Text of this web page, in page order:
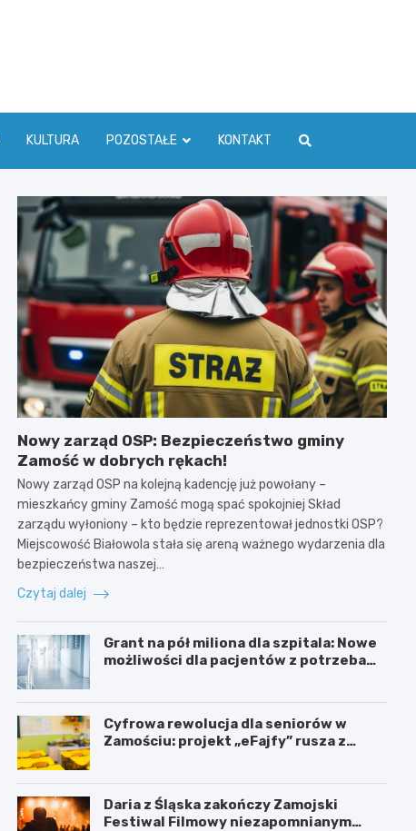
KULTURA POZOSTAŁE KONTAKT
Nowy zarząd OSP: Bezpieczeństwo gminy
Zamość w dobrych rękach!
Nowy zarząd OSP na kolejną kadencję już powołany –
mieszkańcy gminy Zamość mogą spać spokojniej Skład
zarządu wyłoniony – kto będzie reprezentował jednostki OSP?
Miejscowość Białowola stała się areną ważnego wydarzenia dla
bezpieczeństwa naszej…
Czytaj dalej
Grant na pół miliona dla szpitala: Nowe
możliwości dla pacjentów z potrzebami
Cyfrowa rewolucja dla seniorów w
Zamościu: projekt „eFajfy” rusza z
Daria z Śląska zakończy Zamojski
Festiwal Filmowy niezapomnianym